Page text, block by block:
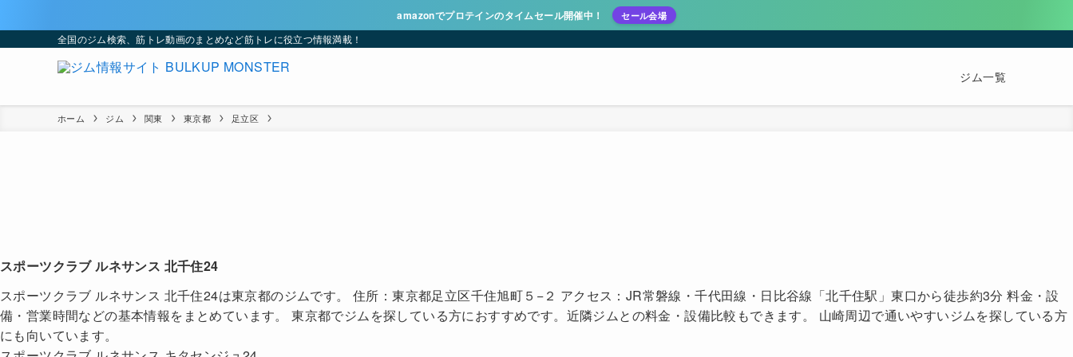
amazonでプロテインのタイムセール開催中！ セール会場
全国のジム検索、筋トレ動画のまとめなど筋トレに役立つ情報満載！
ジム一覧
ホーム ジム 関東 東京都 足立区
スポーツクラブ ルネサンス 北千住24
スポーツクラブ ルネサンス 北千住24は東京都のジムです。 住所：東京都足立区千住旭町５−２ アクセス：JR常磐線・千代田線・日比谷線「北千住駅」東口から徒歩約3分 料金・設
備・営業時間などの基本情報をまとめています。 東京都でジムを探している方におすすめです。近隣ジムとの料金・設備比較もできます。 山崎周辺で通いやすいジムを探している方
にも向いています。